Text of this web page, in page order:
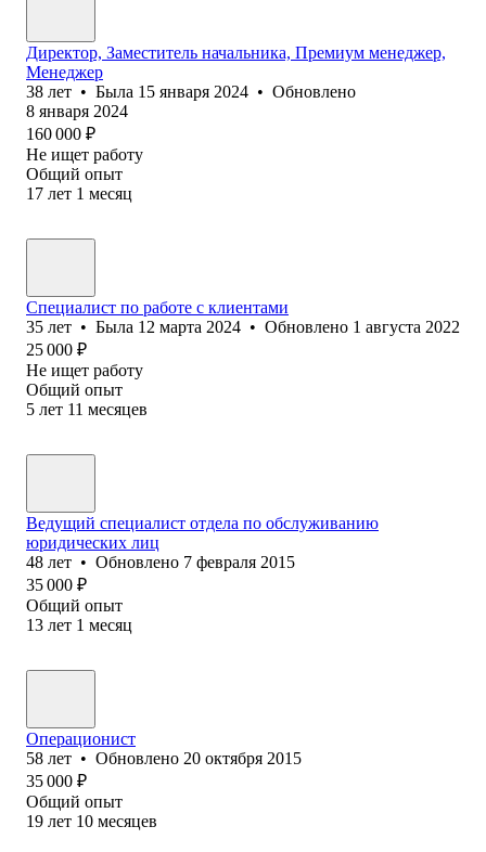
Директор, Заместитель начальника, Премиум менеджер,
Менеджер
38 лет • Была 15 января 2024 • Обновлено
8 января 2024
160 000 ₽
Не ищет работу
Общий опыт
17 лет 1 месяц
Специалист по работе с клиентами
35 лет • Была 12 марта 2024 • Обновлено 1 августа 2022
25 000 ₽
Не ищет работу
Общий опыт
5 лет 11 месяцев
Ведущий специалист отдела по обслуживанию
юридических лиц
48 лет • Обновлено 7 февраля 2015
35 000 ₽
Общий опыт
13 лет 1 месяц
Операционист
58 лет • Обновлено 20 октября 2015
35 000 ₽
Общий опыт
19 лет 10 месяцев